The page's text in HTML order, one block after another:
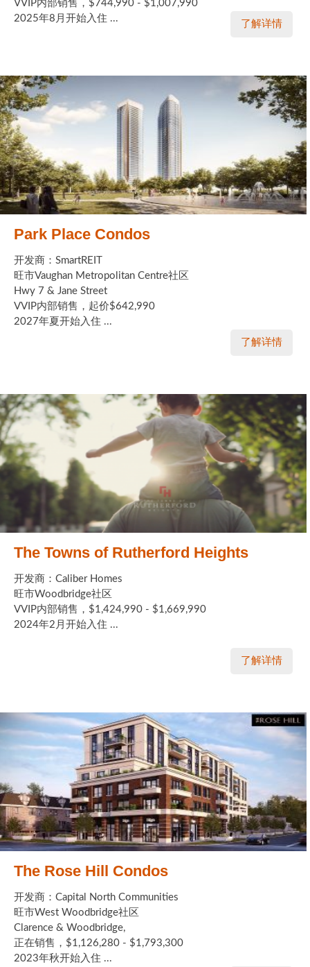
VVIP内部销售，$744,990 - $1,007,990
2025年8月开始入住 ...
了解详情
Park Place Condos
开发商：SmartREIT
旺市Vaughan Metropolitan Centre社区
Hwy 7 & Jane Street
VVIP内部销售，起价$642,990
2027年夏开始入住 ...
了解详情
The Towns of Rutherford Heights
开发商：Caliber Homes
旺市Woodbridge社区
VVIP内部销售，$1,424,990 - $1,669,990
2024年2月开始入住 ...
了解详情
The Rose Hill Condos
开发商：Capital North Communities
旺市West Woodbridge社区
Clarence & Woodbridge,
正在销售，$1,126,280 - $1,793,300
2023年秋开始入住 ...